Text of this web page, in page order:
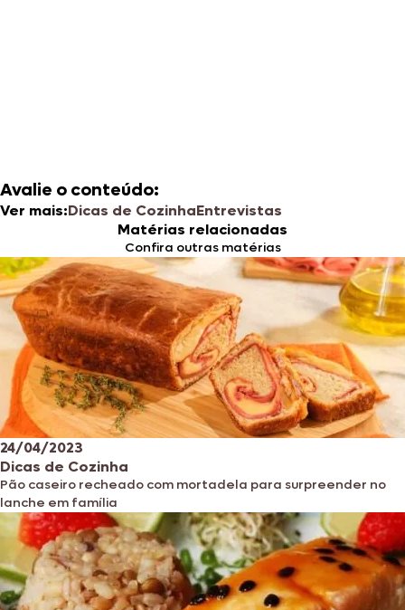
Avalie o conteúdo:
Ver mais:Dicas de CozinhaEntrevistas
Matérias relacionadas
Confira outras matérias
24/04/2023
Dicas de Cozinha
Pão caseiro recheado com mortadela para surpreender no
lanche em família